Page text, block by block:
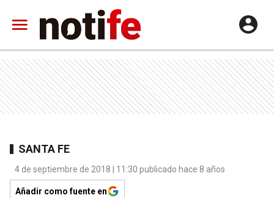
SANTA FE
4 de septiembre de 2018 | 11:30 publicado hace 8 años
Añadir como fuente en